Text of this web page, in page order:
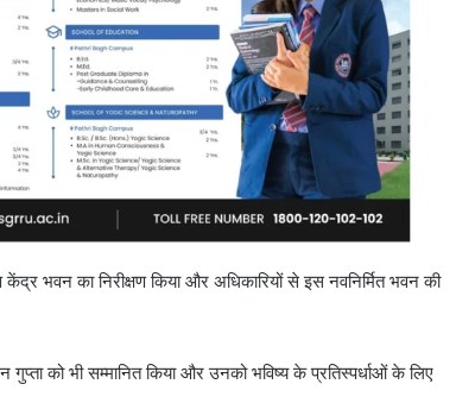
भवन का निरीक्षण किया और अधिकारियों से इस नवनिर्मित भवन की
को भी सम्मानित किया और उनको भविष्य के प्रतिस्पर्धाओं के लिए